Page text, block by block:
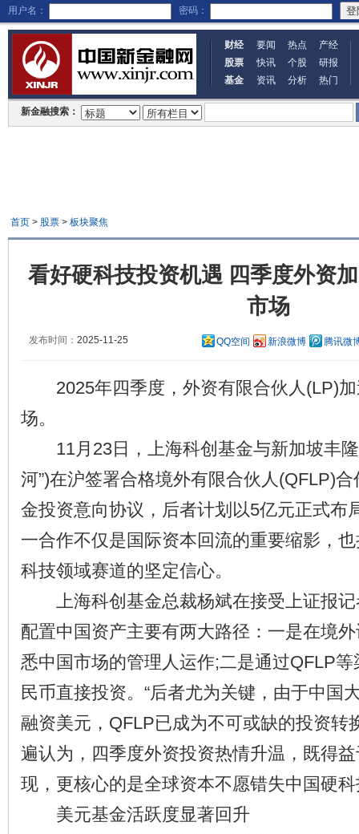
用户名： 密码：
财经 要闻 热点
产经
股票
快讯 个股
研报
基金
资讯 分析 热门
新金融搜索：
首页> 股票> 板块聚焦
看好硬科技投资机遇 四季度外资
市场
发布时间： 2025-11-25 QQ空间 新浪微博 腾讯微
2025年四季度，外资有限合伙人(LP)加
场。
11月23日，上海科创基金与新加坡丰隆
河”)在沪签署合格境外有限合伙人(QFLP)
金投资意向协议，后者计划以5亿元正式布
一合作不仅是国际资本回流的重要缩影，
科技领域赛道的坚定信心。
上海科创基金总裁杨斌在接受上证报记
配置中国资产主要有两大路径：一是在境
悉中国市场的管理人运作;二是通过QFLP
民币直接投资。“后者尤为关键，由于中国
融资美元，QFLP已成为不可或缺的投资转
遍认为，四季度外资投资热情升温，既得
现，更核心的是全球资本不愿错失中国硬
美元基金活跃度显著回升